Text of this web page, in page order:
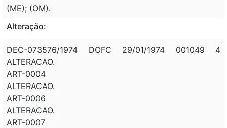
(ME); (OM).
Alteração:
DEC-073576/1974 DOFC 29/01/1974 001049 4
ALTERACAO.
ART-0004
ALTERACAO.
ART-0006
ALTERACAO.
ART-0007